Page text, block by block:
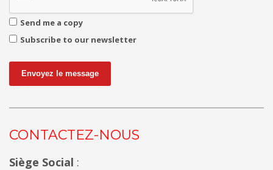
Send me a copy
Subscribe to our newsletter
Envoyez le message
CONTACTEZ-NOUS
Siège Social :